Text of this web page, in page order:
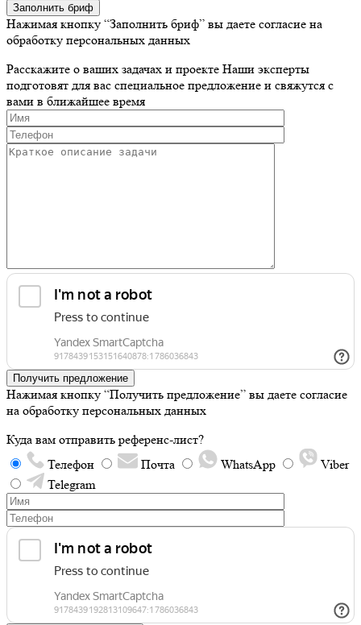
Заполнить бриф
Нажимая кнопку “Заполнить бриф” вы даете согласие на
обработку персональных данных
Расскажите о ваших задачах и проекте Наши эксперты
подготовят для вас специальное предложение и свяжутся с
вами в ближайшее время
Получить предложение
Нажимая кнопку “Получить предложение” вы даете согласие
на обработку персональных данных
Куда вам отправить референс-лист?
Телефон
Почта WhatsApp
Viber
Telegram